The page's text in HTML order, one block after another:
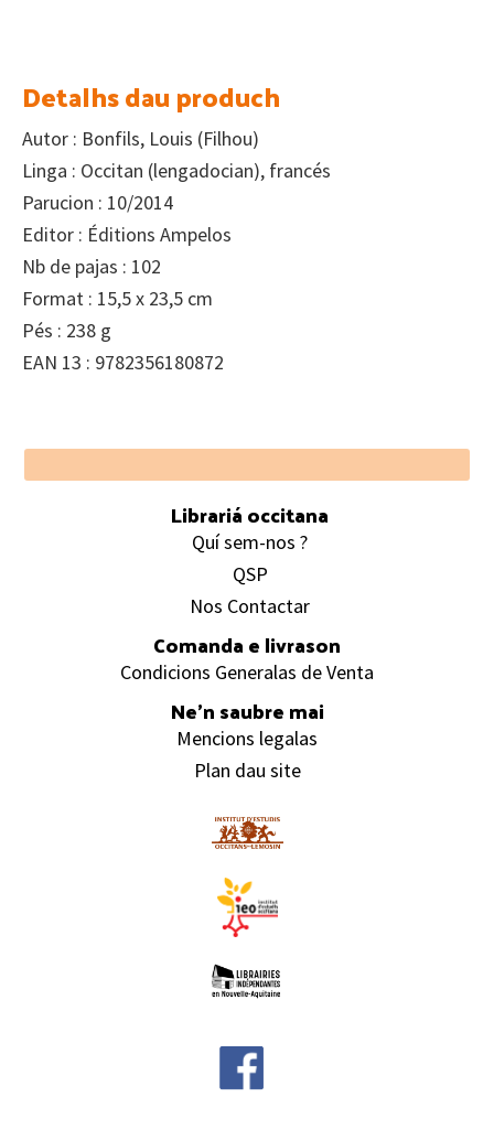
Detalhs dau produch
Autor : Bonfils, Louis (Filhou)
Linga : Occitan (lengadocian), francés
Parucion : 10/2014
Editor : Éditions Ampelos
Nb de pajas : 102
Format : 15,5 x 23,5 cm
Pés : 238 g
EAN 13 : 9782356180872
Footer
Librariá occitana
Quí sem-nos ?
QSP
Nos Contactar
Comanda e livrason
Condicions Generalas de Venta
Ne’n saubre mai
Mencions legalas
Plan dau site